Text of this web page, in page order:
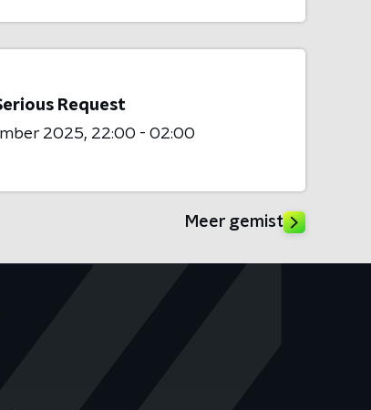
Request
2025 22:00 - 02:00
Meer gemist